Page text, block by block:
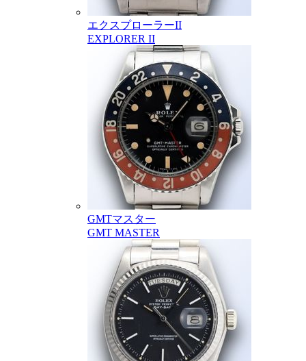
エクスプローラーII
EXPLORER II
GMTマスター
GMT MASTER